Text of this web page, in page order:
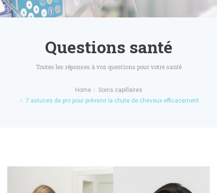
Questions santé
Toutes les réponses à vos questions pour votre santé
Home
Soins capillaires
7 astuces de pro pour prévenir la chute de cheveux efficacement